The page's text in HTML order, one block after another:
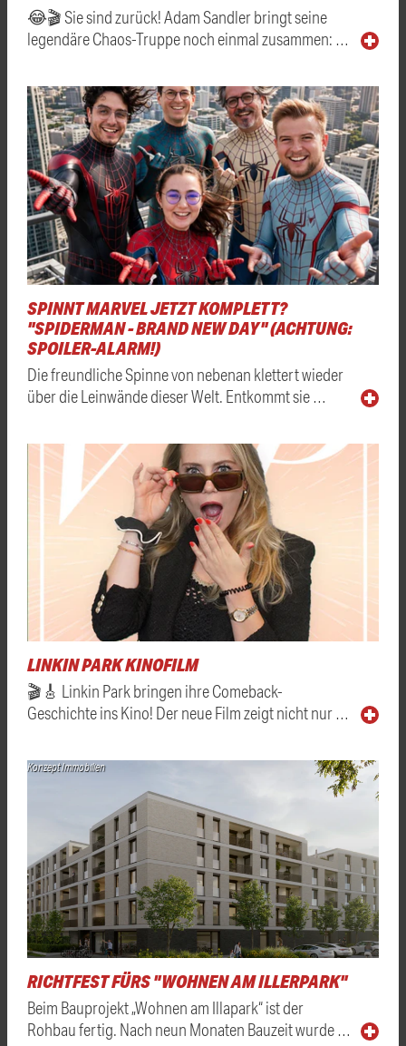
😂🎬 Sie sind zurück! Adam Sandler bringt seine
legendäre Chaos-Truppe noch einmal zusammen: …
SPINNT MARVEL JETZT KOMPLETT?
"SPIDERMAN - BRAND NEW DAY" (ACHTUNG:
SPOILER-ALARM!)
Die freundliche Spinne von nebenan klettert wieder
über die Leinwände dieser Welt. Entkommt sie …
LINKIN PARK KINOFILM
🎬🎸 Linkin Park bringen ihre Comeback-
Geschichte ins Kino! Der neue Film zeigt nicht nur …
Konzept Immobilien
RICHTFEST FÜRS "WOHNEN AM ILLERPARK"
Beim Bauprojekt „Wohnen am Illapark“ ist der
Rohbau fertig. Nach neun Monaten Bauzeit wurde …